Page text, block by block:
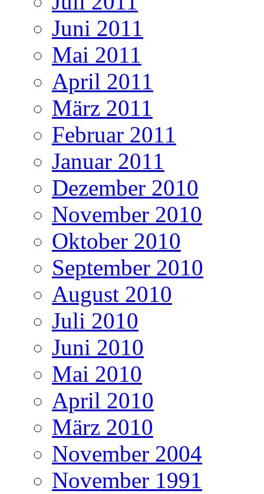
Juni 2011
Mai 2011
April 2011
März 2011
Februar 2011
Januar 2011
Dezember 2010
November 2010
Oktober 2010
September 2010
August 2010
Juli 2010
Juni 2010
Mai 2010
April 2010
März 2010
November 2004
November 1991